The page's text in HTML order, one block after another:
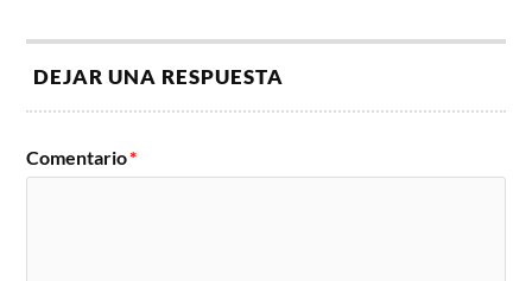
DEJAR UNA RESPUESTA
Comentario*